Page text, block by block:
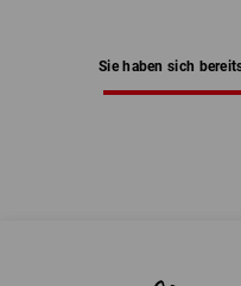
Sie haben sich